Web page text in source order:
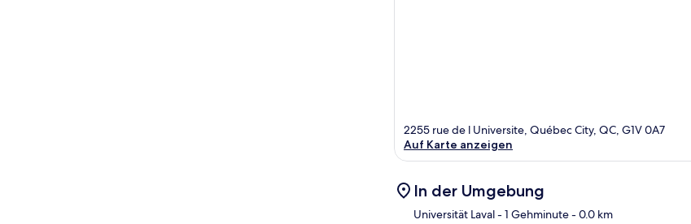
2255 rue de l Universite, Québec City, QC, G1V 0A7
Auf Karte anzeigen
In der Umgebung
Universität Laval- 1 Gehminute- 0.0 km